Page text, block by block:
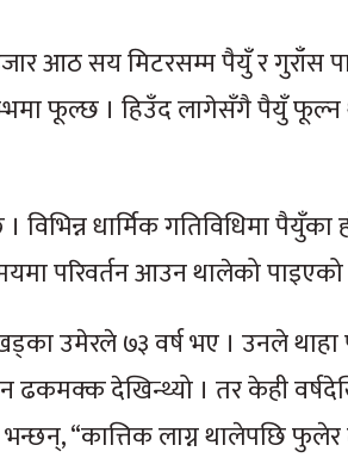
आठ सय मिटरसम्म पैयुँ र गुराँस
फूल्छ । हिउँद लागेसँगै पैयुँ फूल्न
धार्मिक गतिविधिमा पैयुँका
परिवर्तन आउन थालेको
उमेरले ७३ वर्ष भए । उनले
ढकमक्क देखिन्थ्यो । तर केही
“कात्तिक लाग्न थालेपछि